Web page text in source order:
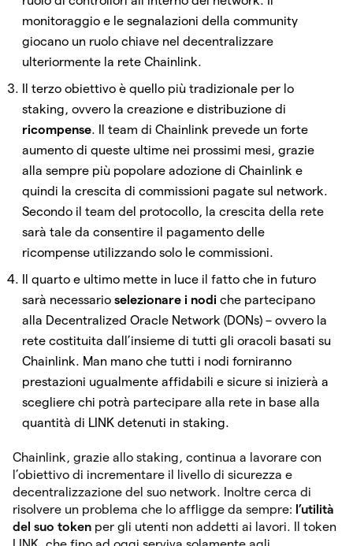
monitoraggio e le segnalazioni della community
giocano un ruolo chiave nel decentralizzare
ulteriormente la rete Chainlink.
Il terzo obiettivo è quello più tradizionale per lo
staking, ovvero la creazione e distribuzione di
ricompense. Il team di Chainlink prevede un forte
aumento di queste ultime nei prossimi mesi, grazie
alla sempre più popolare adozione di Chainlink e
quindi la crescita di commissioni pagate sul network.
Secondo il team del protocollo, la crescita della rete
sarà tale da consentire il pagamento delle
ricompense utilizzando solo le commissioni.
Il quarto e ultimo mette in luce il fatto che in futuro
sarà necessario selezionare i nodi che partecipano
alla Decentralized Oracle Network (DONs) – ovvero la
rete costituita dall’insieme di tutti gli oracoli basati su
Chainlink. Man mano che tutti i nodi forniranno
prestazioni ugualmente affidabili e sicure si inizierà a
scegliere chi potrà partecipare alla rete in base alla
quantità di LINK detenuti in staking.
Chainlink, grazie allo staking, continua a lavorare con
l’obiettivo di incrementare il livello di sicurezza e
decentralizzazione del suo network. Inoltre cerca di
risolvere un problema che lo affligge da sempre: l’utilità
del suo token per gli utenti non addetti ai lavori. Il token